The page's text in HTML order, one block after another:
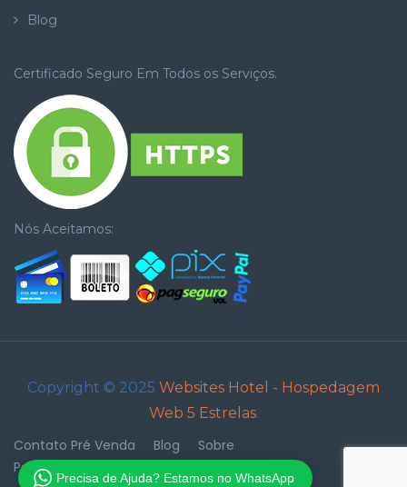
Blog
Certificado Seguro Em Todos os Serviços.
Nós Aceitamos:
Copyright © 2025 Websites Hotel - Hospedagem
Web 5 Estrelas.
Contato Pré Venda Blog
Sobre
Política de privacidade
Precisa de Ajuda? Estamos no WhatsApp